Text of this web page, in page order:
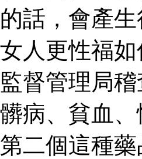
的話，會產
女人更性福
監督管理局
髒病、貧血
第二個這種